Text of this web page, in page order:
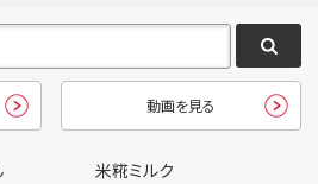
動画を見る
米糀ミルク